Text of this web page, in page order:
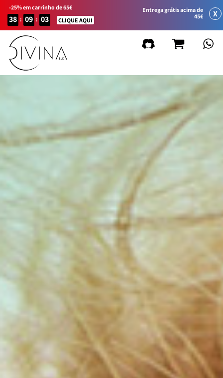
-25% em carrinho de 65€
38 : 09 : 03 CLIQUE AQUI
Entrega grátis acima de
45€
X
FILTRAR
filtros
por linha de produto
Natural&Amazing
GIFT_CARD
Selecionar para benefício
por tipo de cabelo
KIT Produtos
Em promoção
Em promoção